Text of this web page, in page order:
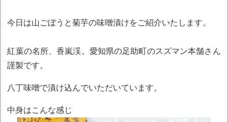
今日は山ごぼうと菊芋の味噌漬けをご紹介いたします。
紅葉の名所、香嵐渓。愛知県の足助町のスズマン本舗さん
謹製です。
八丁味噌で漬け込んでいただいています。
中身はこんな感じ